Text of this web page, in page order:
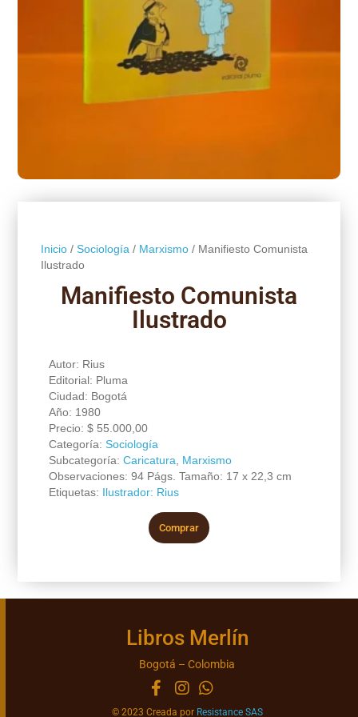
Inicio/ Sociología / Marxismo/ Manifiesto Comunista
Ilustrado
Manifiesto Comunista
Ilustrado
Autor: Rius
Editorial: Pluma
Ciudad: Bogotá
Año: 1980
Precio: $55.000,00
Categoría: Sociología
Subcategoría: Caricatura
Marxismo
Observaciones: 94 Págs. Tamaño: 17 x 22,3 cm
Etiquetas: Ilustrador: Rius
Comprar
Libros Merlín
Bogotá – Colombia
© 2023 Creada por Resistance SAS